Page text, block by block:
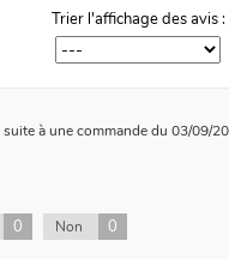
Trier l'affichage des avis :
suite à une commande du 03/09/
0 Non 0